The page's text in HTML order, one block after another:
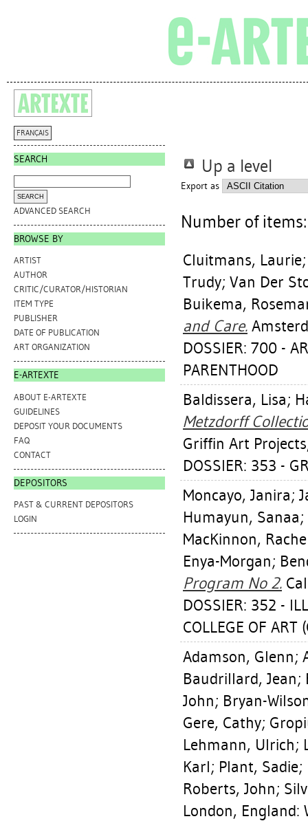
FRANÇAIS
SEARCH
ADVANCED SEARCH
BROWSE BY
ARTIST
AUTHOR
CRITIC/CURATOR/HISTORIAN
ITEM TYPE
PUBLISHER
DATE OF PUBLICATION
ART ORGANIZATION
E-ARTEXTE
ABOUT E-ARTEXTE
GUIDELINES
DEPOSIT YOUR DOCUMENTS
FAQ
CONTACT
DEPOSITORS
PAST & CURRENT DEPOSITORS
LOGIN
Up a level
Export as
Number of
Cluitmans, Laurie
Trudy; Van Der
Buikema,
and Care.
DOSSIER: 700 -
PARENTHOOD
Baldissera, Lisa;
Metzdorff
Griffin Art
DOSSIER: 353 -
Moncayo, Janira;
Humayun, Sanaa;
MacKinnon,
Enya-Morgan;
Program No 2.
DOSSIER: 352 -
COLLEGE OF ART
Adamson, Glenn;
Baudrillard, Jean;
John; Bryan-
Gere, Cathy;
Lehmann, Ulrich;
Karl; Plant, Sadie;
Roberts, John;
London, England: